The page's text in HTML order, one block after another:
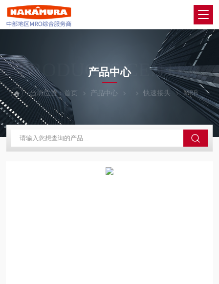
PRODUCTS CENTER
产品中心
当前位置：首页 产品中心 快速接头 MBB1208代理：PIACO匹士克异径适配接头B集装式